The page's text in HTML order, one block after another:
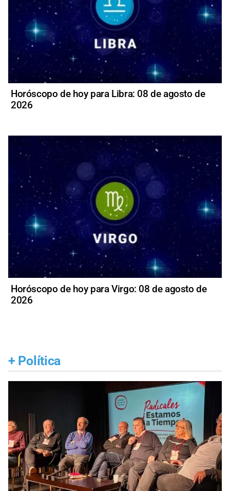
Horóscopo de hoy para Libra: 08 de agosto de
2026
Horóscopo de hoy para Virgo: 08 de agosto de
2026
+ Política